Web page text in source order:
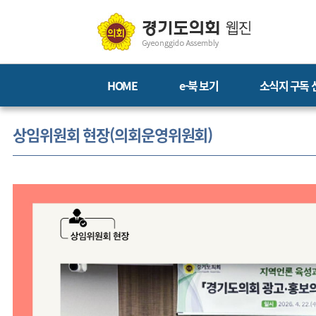
HOME e-북 보기 소식지 구독
상임위원회 현장(의회운영위원회)